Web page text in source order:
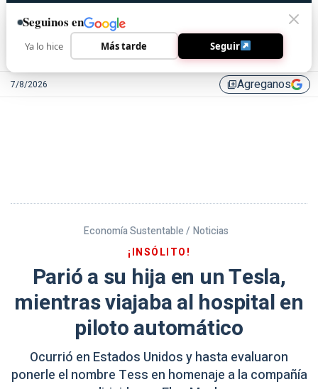
7/8/2026 library_addAgreganos
Economía Sustentable / Noticias
¡INSÓLITO!
Parió a su hija en un Tesla,
mientras viajaba al hospital en
piloto automático
Ocurrió en Estados Unidos y hasta evaluaron
ponerle el nombre Tess en homenaje a la compañía
Seguinos en
Ya lo hice Más tarde Seguir